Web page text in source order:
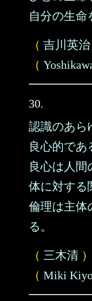
自分の生命
（ 吉川英治
（
30.
認識のあら
良心的であ
良心は人間
体に対する
倫理は主体
る。
（ 三木清 ）
（ Miki